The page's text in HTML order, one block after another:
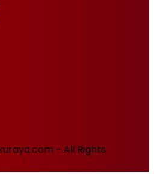
- All Rights